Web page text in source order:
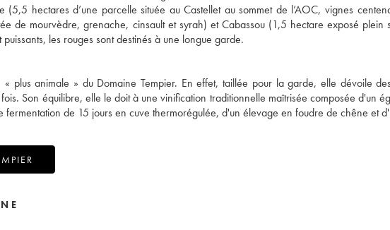
(5,5 hectares d’une parcelle située au Castellet au sommet de l’AOC, vignes
de mourvèdre, grenache, cinsault et syrah) et Cabassou (1,5 hectare exposé plein
les rouges sont destinés à une longue garde.
plus animale » du Domaine Tempier. En effet, taillée pour la garde, elle dévoile
Son équilibre, elle le doit à une vinification traditionnelle maîtrisée composée d'un
fermentation de 15 jours en cuve thermorégulée, d'un élevage en foudre de chêne et